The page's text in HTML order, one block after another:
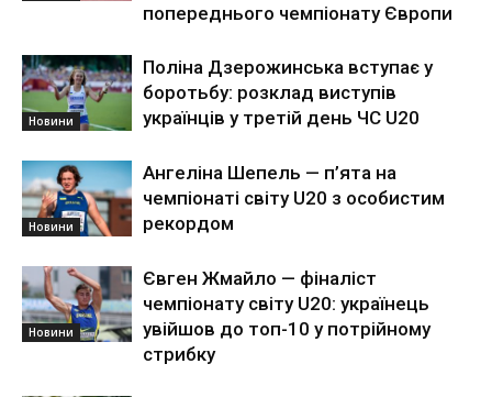
попереднього чемпіонату Європи
Новини
Поліна Дзерожинська вступає у
боротьбу: розклад виступів
українців у третій день ЧС U20
Новини
Ангеліна Шепель — п’ята на
чемпіонаті світу U20 з особистим
рекордом
Новини
Євген Жмайло — фіналіст
чемпіонату світу U20: українець
увійшов до топ-10 у потрійному
стрибку